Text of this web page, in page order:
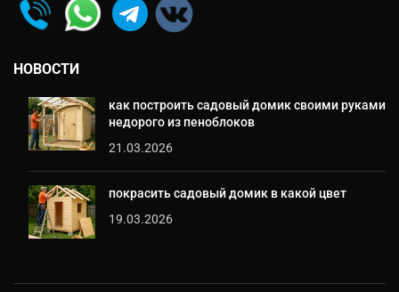
НОВОСТИ
как построить садовый домик своими руками
недорого из пеноблоков
21.03.2026
покрасить садовый домик в какой цвет
19.03.2026